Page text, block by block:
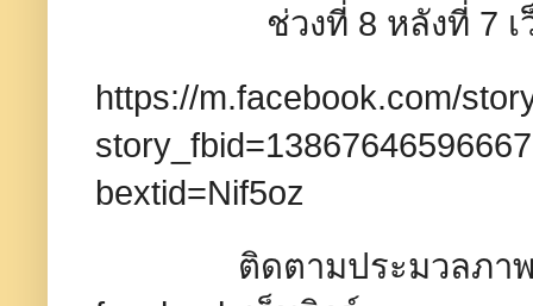
ช่วงที่ 8 หลังที่ 7 เว็
https://m.facebook.com/
bextid=Nif5oz
ติดตามประมวลภาพส่ว